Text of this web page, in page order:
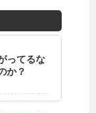
ってるな
か？